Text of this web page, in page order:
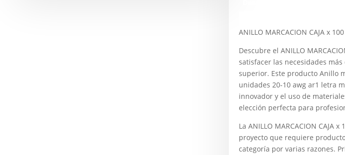
ANILLO MARCACION CAJA x
Descubre el ANILLO
satisfacer las necesidades
superior. Este producto Anillo
unidades 20-10 awg ar1 letra
innovador y el uso de
elección perfecta para
La ANILLO MARCACION CAJA
proyecto que requiere
categoría por varias razones.